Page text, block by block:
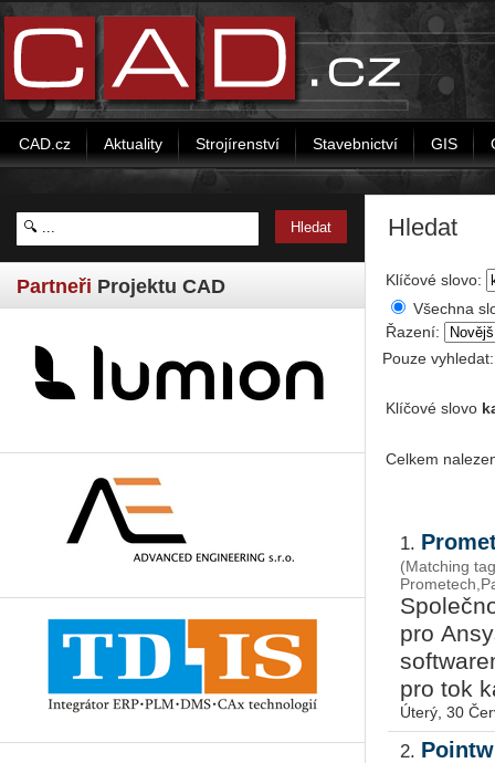
CAD.cz Aktuality Strojírenství Stavebnictví GIS
Partneři Projektu CAD
Hledat
Klíčové slovo:
Všechna
Řazení:
Pouze
Klíčové slovo
Celkem
1.
(Matching
pro
pro tok
Úterý, 30
2.